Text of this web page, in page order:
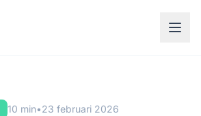
10 min•23 februari 2026